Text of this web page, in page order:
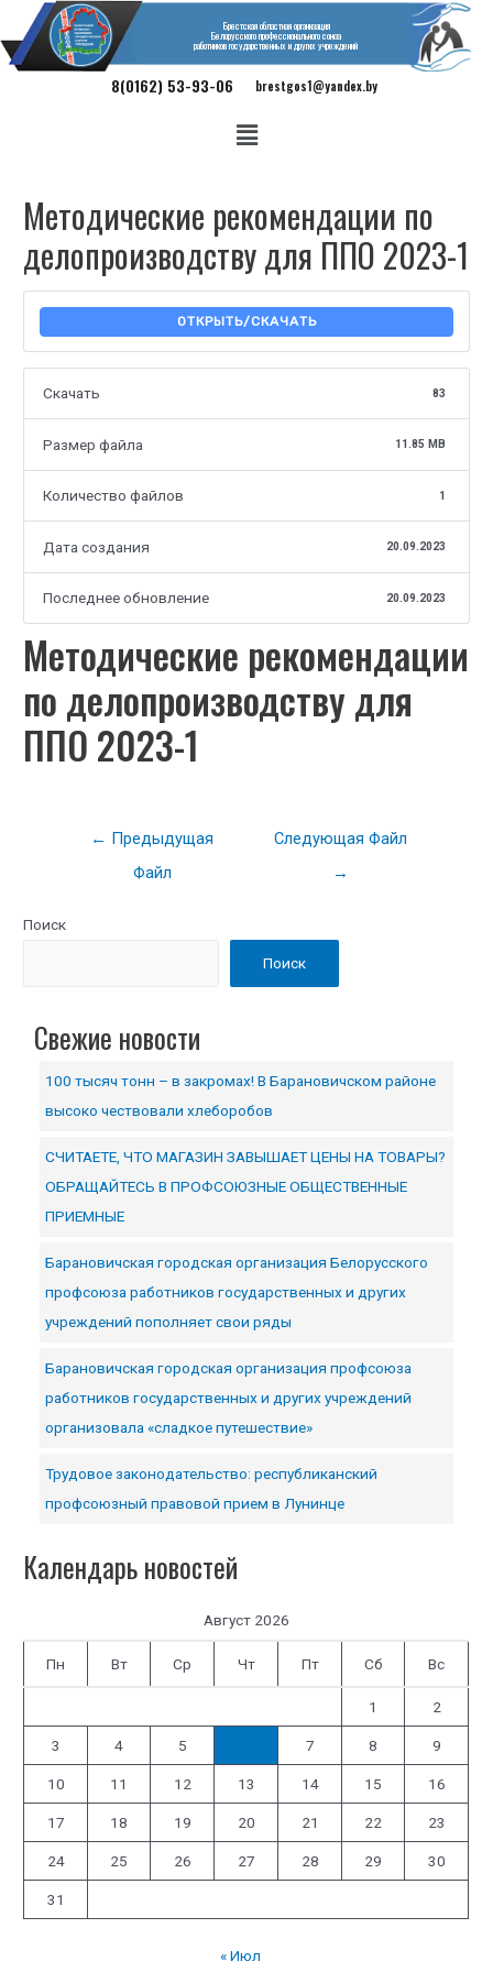
Брестская областная организация
Белорусского профессионального союза
работников государственных и других учреждений
8(0162) 53-93-06 brestgos1@yandex.by
Методические рекомендации по
делопроизводству для ППО 2023-1
СКАЧАТЬ
Скачать 83
Размер файла 11.85 MB
Количество файлов 1
Дата создания 20.09.2023
Последнее обновление 20.09.2023
Методические рекомендации
по делопроизводству для
ППО 2023-1
← Предыдущая
Файл
Следующая Файл
→
Поиск
Поиск
Свежие новости
100 тысяч тонн – в закромах! В Барановичском районе
высоко чествовали хлеборобов
СЧИТАЕТЕ, ЧТО МАГАЗИН ЗАВЫШАЕТ ЦЕНЫ НА ТОВАРЫ?
ОБРАЩАЙТЕСЬ В ПРОФСОЮЗНЫЕ ОБЩЕСТВЕННЫЕ
ПРИЕМНЫЕ
Барановичская городская организация Белорусского
профсоюза работников государственных и других
учреждений пополняет свои ряды
Барановичская городская организация профсоюза
работников государственных и других учреждений
организовала «сладкое путешествие»
Трудовое законодательство: республиканский
профсоюзный правовой прием в Лунинце
Календарь новостей
Август 2026
Пн Вт Ср Чт Пт Сб Вс
1 2
3 4 5 7 8 9
10 11 12 13 14 15 16
17 18 19 20 21 22 23
24 25 26 27 28 29 30
31
« Июл